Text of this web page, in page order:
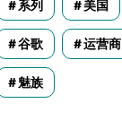
系列 美国
谷歌 运营商
魅族